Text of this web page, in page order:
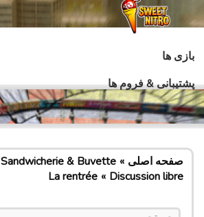
بازی ها
پشتیبانی & فروم ها
صفحه اصلی
Sandwicherie & Buvette
Discussion libre
La rentrée